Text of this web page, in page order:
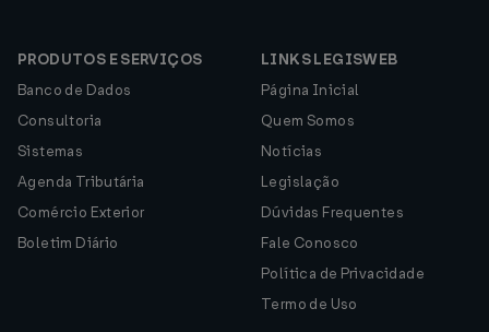
PRODUTOS E SERVIÇOS
Banco de Dados
Consultoria
Sistemas
Agenda Tributária
Comércio Exterior
Boletim Diário
LINKS LEGISWEB
Página Inicial
Quem Somos
Notícias
Legislação
Dúvidas Frequentes
Fale Conosco
Política de Privacidade
Termo de Uso